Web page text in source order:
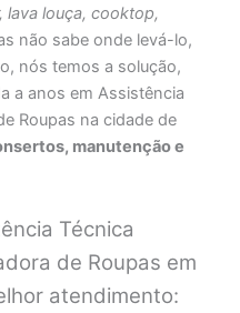
lava louça, cooktop,
não sabe onde levá-lo,
nós temos a solução,
a anos em Assistência
Roupas na cidade de
manutenção e
Técnica
de Roupas em
atendimento: